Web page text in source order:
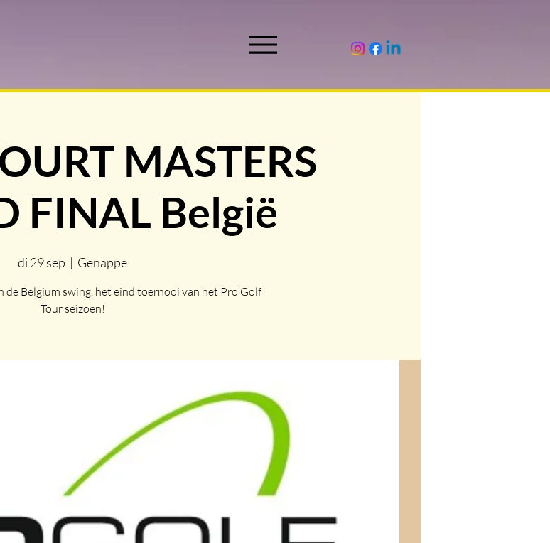
MASTERS
FINAL België
di 29 sep
  |
Genappe
de Belgium swing, het eind toernooi van het Pro Golf
Tour seizoen!